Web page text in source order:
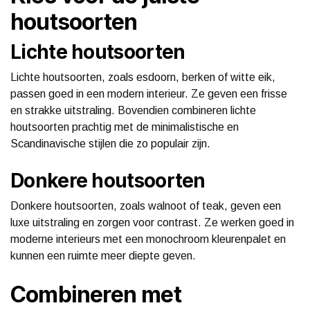
houtsoorten
Lichte houtsoorten
Lichte houtsoorten, zoals esdoorn, berken of witte eik,
passen goed in een modern interieur. Ze geven een frisse
en strakke uitstraling. Bovendien combineren lichte
houtsoorten prachtig met de minimalistische en
Scandinavische stijlen die zo populair zijn.
Donkere houtsoorten
Donkere houtsoorten, zoals walnoot of teak, geven een
luxe uitstraling en zorgen voor contrast. Ze werken goed in
moderne interieurs met een monochroom kleurenpalet en
kunnen een ruimte meer diepte geven.
Combineren met